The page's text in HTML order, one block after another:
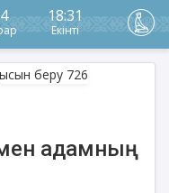
18:31
Екінті
адамның